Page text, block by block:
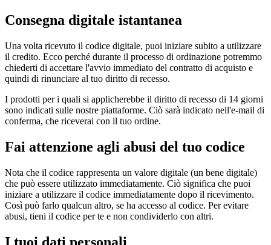
Consegna digitale istantanea
Una volta ricevuto il codice digitale, puoi iniziare subito a utilizzare
il credito. Ecco perché durante il processo di ordinazione potremmo
chiederti di accettare l'avvio immediato del contratto di acquisto e
quindi di rinunciare al tuo diritto di recesso.
I prodotti per i quali si applicherebbe il diritto di recesso di 14 giorni
sono indicati sulle nostre piattaforme. Ciò sarà indicato nell'e-mail di
conferma, che riceverai con il tuo ordine.
Fai attenzione agli abusi del tuo codice
Nota che il codice rappresenta un valore digitale (un bene digitale)
che può essere utilizzato immediatamente. Ciò significa che puoi
iniziare a utilizzare il codice immediatamente dopo il ricevimento.
Così può farlo qualcun altro, se ha accesso al codice. Per evitare
abusi, tieni il codice per te e non condividerlo con altri.
I tuoi dati personali